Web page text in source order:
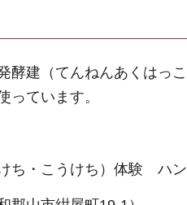
酵建（てんねんあくはっ
っています。
ち・こうけち）体験 ハ